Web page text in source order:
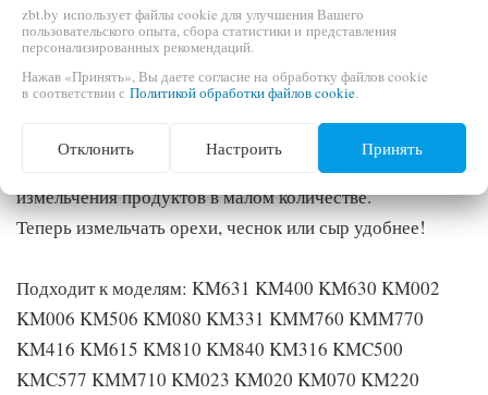
Насадка мукомольная мельница AT941 для кухонного
комбайна Kenwood AWAT941A01.
Оригинальная насадка от компании Kenwood для
измельчения продуктов в малом количестве.
Теперь измельчать орехи, чеснок или сыр удобнее!
Подходит к моделям: KM631 KM400 KM630 KM002
KM006 KM506 KM080 KM331 KMM760 KMM770
KM416 KM615 KM810 KM840 KM316 KMC500
KMC577 KMM710 KM023 KM020 KM070 KM220
zbt.by использует файлы cookie для улучшения Вашего
пользовательского опыта, сбора статистики и представления
персонализированных рекомендаций.
Нажав «Принять», Вы даете согласие на обработку файлов cookie
в соответствии с Политикой обработки файлов cookie.
Отклонить Настроить Принять